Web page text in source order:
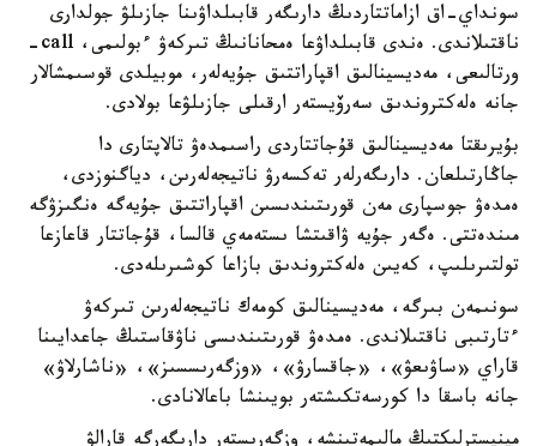
سونداي-اق ازاماتتاردىڭ دارىگەر قابىلداۋىنا جازىلۋ جولدارى
ناقتىلاندى. ەندى قابىلداۋعا ەمحانانىڭ تىركەۋ ءبولىمى، call-
ورتالىعى، مەديسينالىق اقپاراتتىق جۇيەلەر، موبيلدى قوسىمشالار
جانە ەلەكتروندىق سەرۆيستەر ارقىلى جازىلۋعا بولادى.
بۇيرىقتا مەديسينالىق قۇجاتتاردى راسىمدەۋ تالاپتارى دا
جاڭارتىلعان. دارىگەرلەر تەكسەرۋ ناتيجەلەرىن، دياگنوزدى،
ەمدەۋ جوسپارى مەن قورىتىندىسىن اقپاراتتىق جۇيەگە ەنگىزۋگە
مىندەتتى. ەگەر جۇيە ۋاقىتشا ىستەمەي قالسا، قۇجاتتار قاعازعا
تولتىرىلىپ، كەيىن ەلەكتروندىق بازاعا كوشىرىلەدى.
سونىمەن بىرگە، مەديسينالىق كومەك ناتيجەلەرىن تىركەۋ
ءتارتىبى ناقتىلاندى. ەمدەۋ قورىتىندىسى ناۋقاستىڭ جاعدايىنا
قاراي «ساۋىعۋ»، «جاقسارۋ»، «وزگەرىسسىز»، «ناشارلاۋ»
جانە باسقا دا كورسەتكىشتەر بويىنشا باعالانادى.